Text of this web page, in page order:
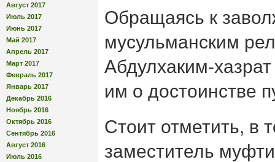
Август 2017
Июль 2017
Июнь 2017
Май 2017
Апрель 2017
Март 2017
Февраль 2017
Январь 2017
Декабрь 2016
Ноябрь 2016
Октябрь 2016
Сентябрь 2016
Август 2016
Июль 2016
Обращаясь к
мусульманским
Абдулхаким-
им о достоинстве
Стоит отметить, в
заместитель